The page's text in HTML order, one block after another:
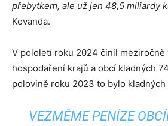
přebytkem, ale už jen 48,5 miliardy
Kovanda.
V pololetí roku 2024 činil meziročně
hospodaření krajů a obcí kladných
polovině roku 2023 to bylo
VEZMĚME PENÍZE